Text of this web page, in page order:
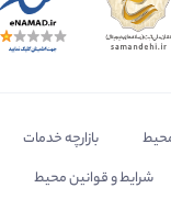
بازارچه خدمات
شرایط و قوانین محیط